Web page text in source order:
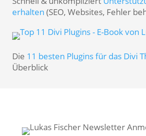
erhalten (SEO, Websites, Fehler
Die 11 besten Plugins für das Divi
Überblick